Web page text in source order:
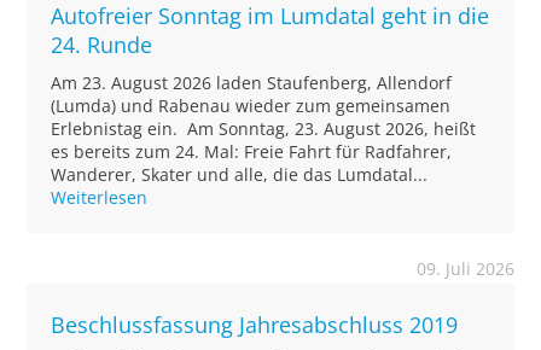
Autofreier Sonntag im Lumdatal geht in die
24. Runde
Am 23. August 2026 laden Staufenberg, Allendorf
(Lumda) und Rabenau wieder zum gemeinsamen
Erlebnistag ein. Am Sonntag, 23. August 2026, heißt
es bereits zum 24. Mal: Freie Fahrt für Radfahrer,
Wanderer, Skater und alle, die das Lumdatal...
Weiterlesen
09. Juli 2026
Beschlussfassung Jahresabschluss 2019